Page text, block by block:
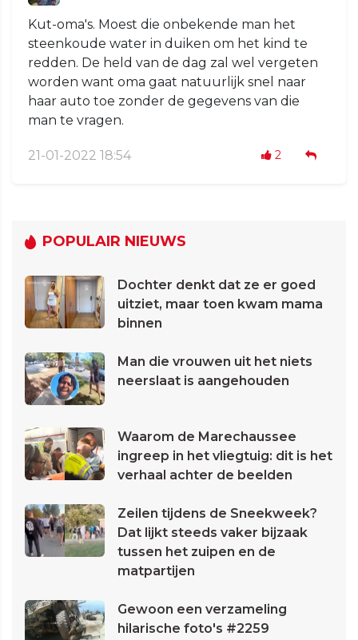
Kut-oma's. Moest die onbekende man het
steenkoude water in duiken om het kind te
redden. De held van de dag zal wel vergeten
worden want oma gaat natuurlijk snel naar
haar auto toe zonder de gegevens van die
man te vragen.
21-01-2022 18:54 2
POPULAIR NIEUWS
Dochter denkt dat ze er goed
uitziet, maar toen kwam mama
binnen
Man die vrouwen uit het niets
neerslaat is aangehouden
Waarom de Marechaussee
ingreep in het vliegtuig: dit is het
verhaal achter de beelden
Zeilen tijdens de Sneekweek?
Dat lijkt steeds vaker bijzaak
tussen het zuipen en de
matpartijen
Gewoon een verzameling
hilarische foto's #2259